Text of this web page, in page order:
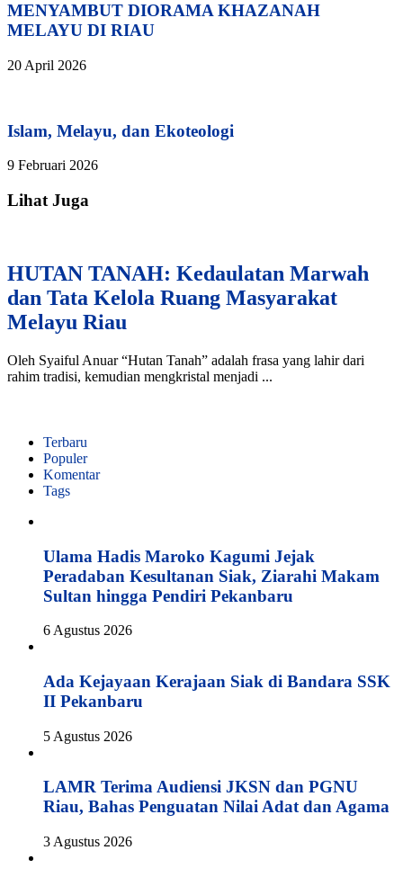
MENYAMBUT DIORAMA KHAZANAH
MELAYU DI RIAU
20 April 2026
Islam, Melayu, dan Ekoteologi
9 Februari 2026
Lihat Juga
HUTAN TANAH: Kedaulatan Marwah
dan Tata Kelola Ruang Masyarakat
Melayu Riau
Oleh Syaiful Anuar “Hutan Tanah” adalah frasa yang lahir dari
rahim tradisi, kemudian mengkristal menjadi ...
Terbaru
Populer
Komentar
Tags
Ulama Hadis Maroko Kagumi Jejak
Peradaban Kesultanan Siak, Ziarahi Makam
Sultan hingga Pendiri Pekanbaru
6 Agustus 2026
Ada Kejayaan Kerajaan Siak di Bandara SSK
II Pekanbaru
5 Agustus 2026
LAMR Terima Audiensi JKSN dan PGNU
Riau, Bahas Penguatan Nilai Adat dan Agama
3 Agustus 2026